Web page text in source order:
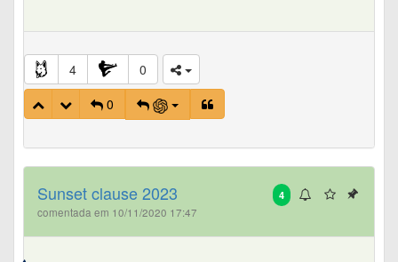
4
0
0
4
Sunset clause 2023
comentada em 10/11/2020 17:47